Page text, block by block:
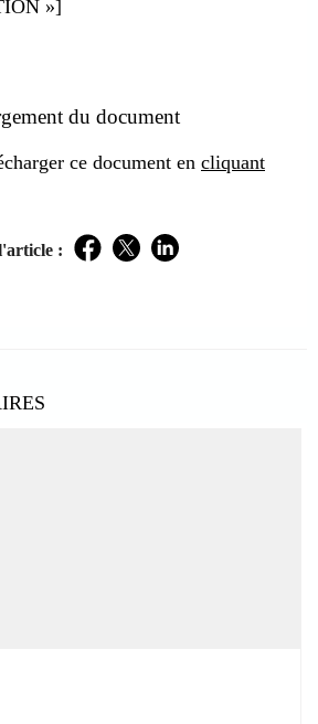
»]
du document
ce document en cliquant
: Facebook
TwitterLinkedIn